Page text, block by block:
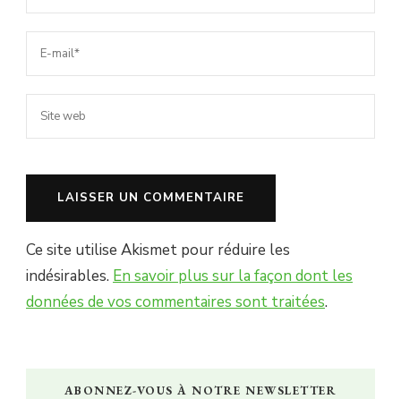
Ce site utilise Akismet pour réduire les
indésirables. En savoir plus sur la façon dont les
données de vos commentaires sont traitées.
ABONNEZ-VOUS À NOTRE NEWSLETTER